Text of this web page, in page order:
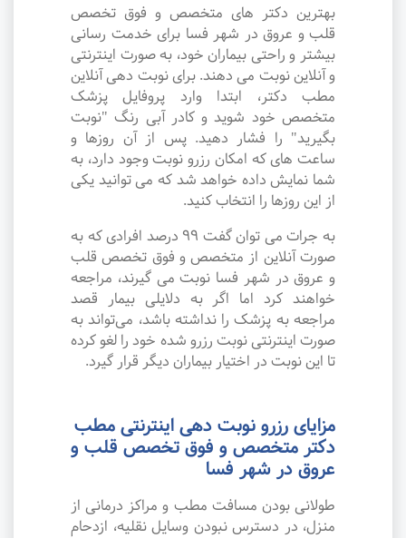
بهترین دکتر های متخصص و فوق تخصص
قلب و عروق در شهر فسا برای خدمت رسانی
بیشتر و راحتی بیماران خود، به صورت اینترنتی
و آنلاین نوبت می دهند. برای نوبت دهی آنلاین
مطب دکتر، ابتدا وارد پروفایل پزشک
متخصص خود شوید و کادر آبی رنگ "نوبت
بگیرید" را فشار دهید. پس از آن روزها و
ساعت های که امکان رزرو نوبت وجود دارد، به
شما نمایش داده خواهد شد که می توانید یکی
از این روزها را انتخاب کنید.
به جرات می‌ توان گفت ۹۹ درصد افرادی که به
صورت آنلاین از متخصص و فوق تخصص قلب
و عروق در شهر فسا نوبت می گیرند، مراجعه
خواهند کرد اما اگر به دلایلی بیمار قصد
مراجعه به پزشک را نداشته باشد، می‌تواند به
صورت اینترنتی نوبت رزرو شده خود را لغو کرده
تا این نوبت در اختیار بیماران دیگر قرار گیرد.
مزایای رزرو نوبت دهی اینترنتی مطب
دکتر متخصص و فوق تخصص قلب و
عروق در شهر فسا
طولانی بودن مسافت مطب و مراکز درمانی از
منزل، در دسترس نبودن وسایل نقلیه، ازدحام